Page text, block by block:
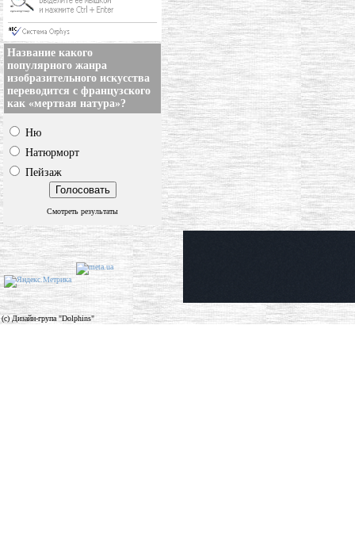
Название какого
популярного жанра
изобразительного искусства
переводится с французского
как «мертвая натура»?
Ню
Натюрморт
Пейзаж
Смотреть результаты
(c) Дизайн-група "Dolphins"